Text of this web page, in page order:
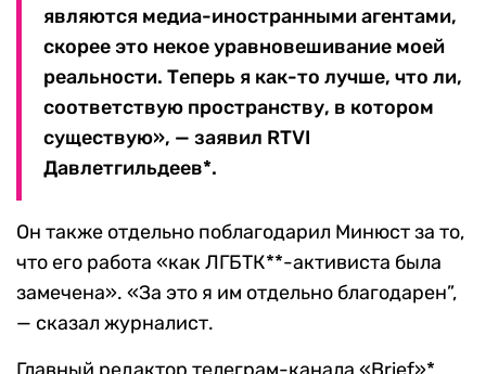
являются медиа-иностранными агентами,
скорее это некое уравновешивание моей
реальности. Теперь я как-то лучше, что ли,
соответствую пространству, в котором
существую», — заявил RTVI
Давлетгильдеев*.
Он также отдельно поблагодарил Минюст за то,
что его работа «как ЛГБТК**-активиста была
замечена». «За это я им отдельно благодарен”,
— сказал журналист.